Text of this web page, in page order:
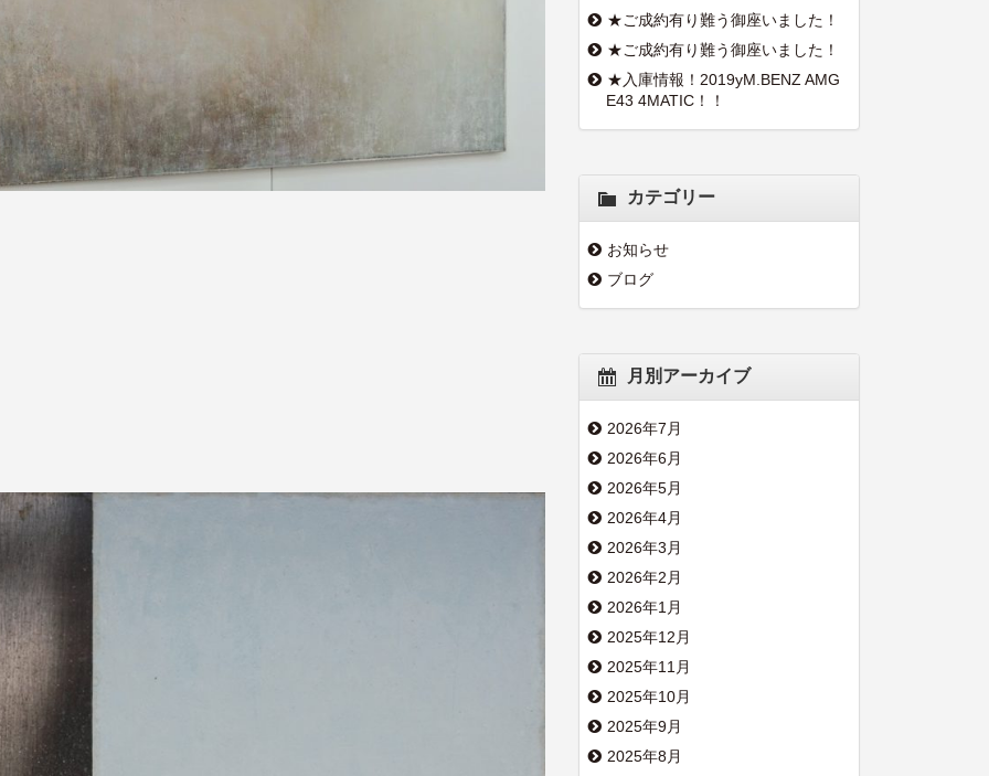
★ご成約有り難う御座いました！
★ご成約有り難う御座いました！
★入庫情報！2019yM.BENZ AMG
E43 4MATIC！！
カテゴリー
お知らせ
ブログ
月別アーカイブ
2026年7月
2026年6月
2026年5月
2026年4月
2026年3月
2026年2月
2026年1月
2025年12月
2025年11月
2025年10月
2025年9月
2025年8月